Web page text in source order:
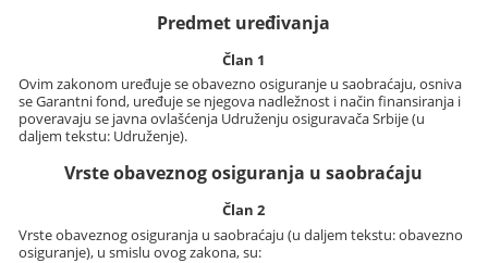
Predmet uređivanja
Član 1
Ovim zakonom uređuje se obavezno osiguranje u saobraćaju, osniva
se Garantni fond, uređuje se njegova nadležnost i način finansiranja i
poveravaju se javna ovlašćenja Udruženju osiguravača Srbije (u
daljem tekstu: Udruženje).
Vrste obaveznog osiguranja u saobraćaju
Član 2
Vrste obaveznog osiguranja u saobraćaju (u daljem tekstu: obavezno
osiguranje), u smislu ovog zakona, su: